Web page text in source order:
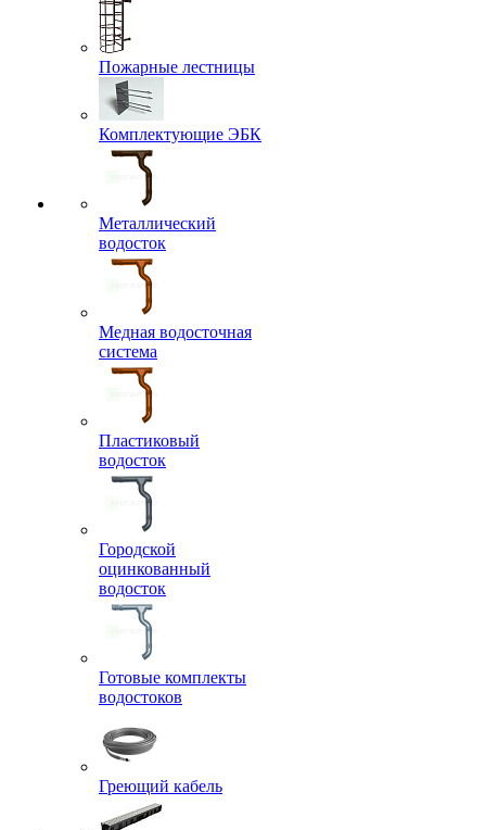
Пожарные лестницы
Комплектующие ЭБК
Металлический
водосток
Медная водосточная
система
Пластиковый
водосток
Городской
оцинкованный
водосток
Готовые комплекты
водостоков
Греющий кабель